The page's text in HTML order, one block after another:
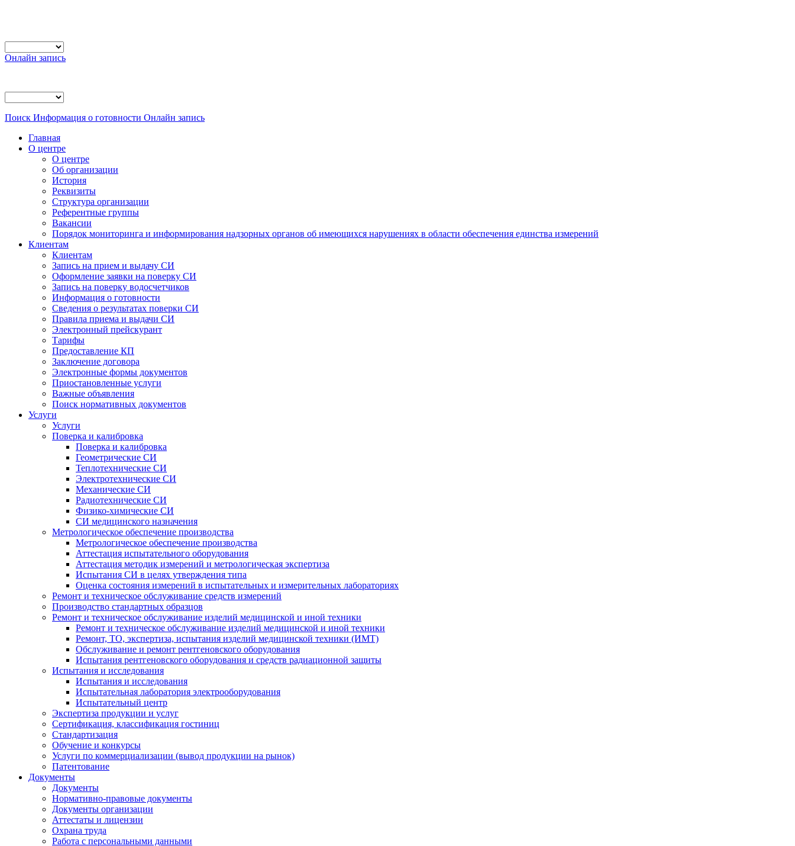
Онлайн запись
Поиск Информация о готовности Онлайн запись
Главная
О центре
О центре
Об организации
История
Реквизиты
Структура организации
Референтные группы
Вакансии
Порядок мониторинга и информирования надзорных органов об имеющихся нарушениях в области обеспечения единства измерений
Клиентам
Клиентам
Запись на прием и выдачу СИ
Оформление заявки на поверку СИ
Запись на поверку водосчетчиков
Информация о готовности
Сведения о результатах поверки СИ
Правила приема и выдачи СИ
Электронный прейскурант
Тарифы
Предоставление КП
Заключение договора
Электронные формы документов
Приостановленные услуги
Важные объявления
Поиск нормативных документов
Услуги
Услуги
Поверка и калибровка
Поверка и калибровка
Геометрические СИ
Теплотехнические СИ
Электротехнические СИ
Механические СИ
Радиотехнические СИ
Физико-химические СИ
СИ медицинского назначения
Метрологическое обеспечение производства
Метрологическое обеспечение производства
Аттестация испытательного оборудования
Аттестация методик измерений и метрологическая экспертиза
Испытания СИ в целях утверждения типа
Оценка состояния измерений в испытательных и измерительных лабораториях
Ремонт и техническое обслуживание средств измерений
Производство стандартных образцов
Ремонт и техническое обслуживание изделий медицинской и иной техники
Ремонт и техническое обслуживание изделий медицинской и иной техники
Ремонт, ТО, экспертиза, испытания изделий медицинской техники (ИМТ)
Обслуживание и ремонт рентгеновского оборудования
Испытания рентгеновского оборудования и средств радиационной защиты
Испытания и исследования
Испытания и исследования
Испытательная лаборатория электрооборудования
Испытательный центр
Экспертиза продукции и услуг
Сертификация, классификация гостиниц
Стандартизация
Обучение и конкурсы
Услуги по коммерциализации (вывод продукции на рынок)
Патентование
Документы
Документы
Нормативно-правовые документы
Документы организации
Аттестаты и лицензии
Охрана труда
Работа с персональными данными